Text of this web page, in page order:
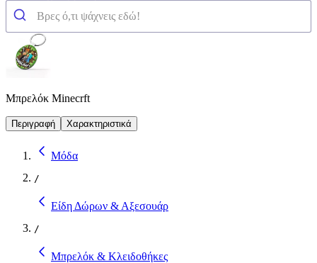
Μπρελόκ Minecrft
Περιγραφή Χαρακτηριστικά
Μόδα
/
Είδη Δώρων & Αξεσουάρ
/
Μπρελόκ & Κλειδοθήκες